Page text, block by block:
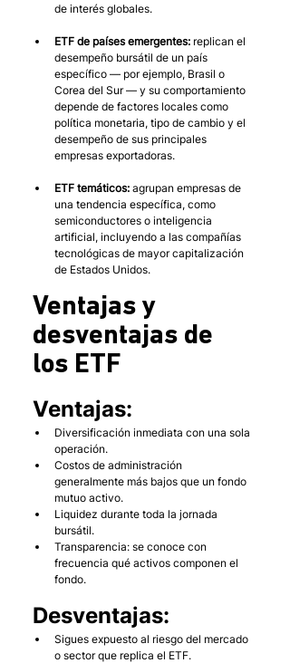
de interés globales.
ETF de países emergentes: replican el
desempeño bursátil de un país
específico — por ejemplo, Brasil o
Corea del Sur — y su comportamiento
depende de factores locales como
política monetaria, tipo de cambio y el
desempeño de sus principales
empresas exportadoras.
ETF temáticos: agrupan empresas de
una tendencia específica, como
semiconductores o inteligencia
artificial, incluyendo a las compañías
tecnológicas de mayor capitalización
de Estados Unidos.
Ventajas y
desventajas de
los ETF
Ventajas:
Diversificación inmediata con una sola
operación.
Costos de administración
generalmente más bajos que un fondo
mutuo activo.
Liquidez durante toda la jornada
bursátil.
Transparencia: se conoce con
frecuencia qué activos componen el
fondo.
Desventajas:
Sigues expuesto al riesgo del mercado
o sector que replica el ETF.